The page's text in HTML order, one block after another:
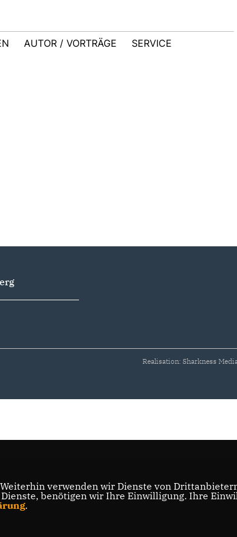
AUTOR / VORTRÄGE SERVICE
Realisation: Sharkness
verwenden wir Dienste von
benötigen wir Ihre Einwilligung. Ihre
.